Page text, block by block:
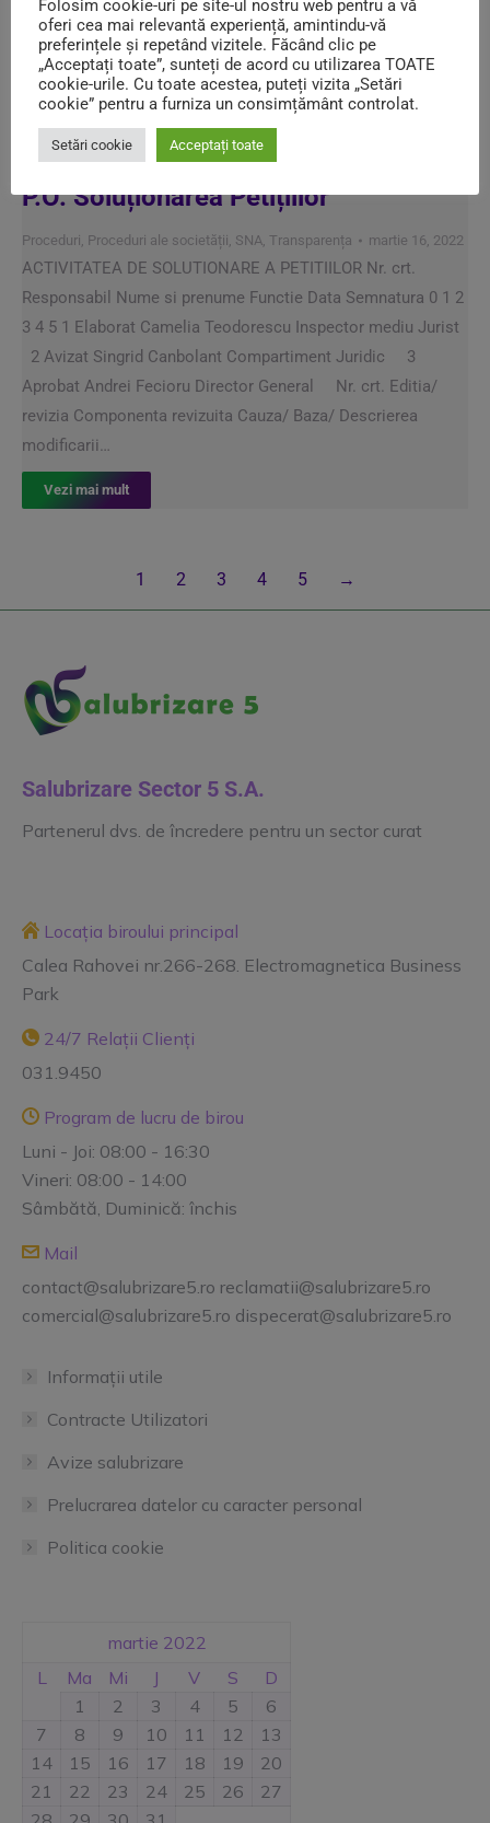
Corporativă…………………………………………………………….4 II.1
Adunarea Generală a
Acţionarilor………………………………………………….…..4 II.1.1
Principalele atribuții ……………………………………………………………5…
Vezi mai mult
P.O. Soluționarea Petițiilor
Proceduri, Proceduri ale societății, SNA, Transparența martie 16, 2022
ACTIVITATEA DE SOLUTIONARE A PETITIILOR Nr. crt.
Responsabil Nume si prenume Functie Data Semnatura 0 1 2
3 4 5 1 Elaborat Camelia Teodorescu Inspector mediu Jurist
2 Avizat Singrid Canbolant Compartiment Juridic 3
Aprobat Andrei Fecioru Director General Nr. crt. Editia/
revizia Componenta revizuita Cauza/ Baza/ Descrierea
modificarii…
Vezi mai mult
1 2 3 4 5 →
Salubrizare Sector 5 S.A.
Partenerul dvs. de încredere pentru un sector curat
Locația biroului principal
Calea Rahovei nr.266-268. Electromagnetica Business
Park
24/7 Relații Clienți
031.9450
Program de lucru de birou
Luni - Joi: 08:00 - 16:30
Vineri: 08:00 - 14:00
Sâmbătă, Duminică: închis
Mail
contact@salubrizare5.ro reclamatii@salubrizare5.ro
comercial@salubrizare5.ro dispecerat@salubrizare5.ro
Informații utile
Contracte Utilizatori
Avize salubrizare
Prelucrarea datelor cu caracter personal
Politica cookie
martie 2022
L
Ma Mi J V S
D
1
2 3 4 5
6
7
8 9 10 11 12
13
14
15 16 17 18 19
20
21
22 23 24 25 26
27
Folosim cookie-uri pe site-ul nostru web pentru a vă
oferi cea mai relevantă experiență, amintindu-vă
preferințele și repetând vizitele. Făcând clic pe
„Acceptați toate”, sunteți de acord cu utilizarea TOATE
cookie-urile. Cu toate acestea, puteți vizita „Setări
cookie” pentru a furniza un consimțământ controlat.
Setări cookie Acceptați toate